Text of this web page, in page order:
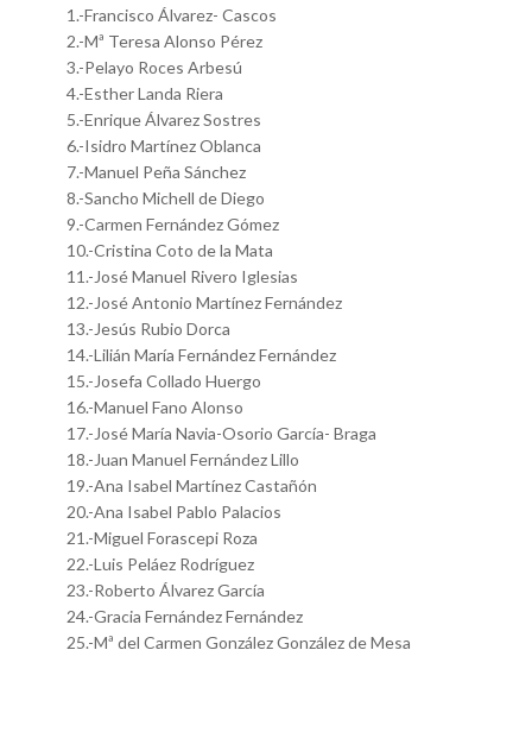
1.-Francisco Álvarez- Cascos
2.-Mª Teresa Alonso Pérez
3.-Pelayo Roces Arbesú
4.-Esther Landa Riera
5.-Enrique Álvarez Sostres
6.-Isidro Martínez Oblanca
7.-Manuel Peña Sánchez
8.-Sancho Michell de Diego
9.-Carmen Fernández Gómez
10.-Cristina Coto de la Mata
11.-José Manuel Rivero Iglesias
12.-José Antonio Martínez Fernández
13.-Jesús Rubio Dorca
14.-Lilián María Fernández Fernández
15.-Josefa Collado Huergo
16.-Manuel Fano Alonso
17.-José María Navia-Osorio García- Braga
18.-Juan Manuel Fernández Lillo
19.-Ana Isabel Martínez Castañón
20.-Ana Isabel Pablo Palacios
21.-Miguel Forascepi Roza
22.-Luis Peláez Rodríguez
23.-Roberto Álvarez García
24.-Gracia Fernández Fernández
25.-Mª del Carmen González González de Mesa